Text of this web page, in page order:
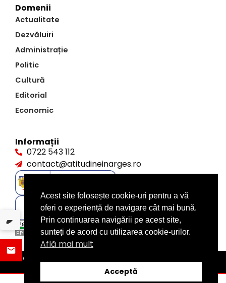
Domenii
Actualitate
Dezvăluiri
Administrație
Politic
Cultură
Editorial
Economic
Informații
0722 543 112
contact@atitudineinarges.ro
©2026 Atitudine în Argeș. Toate drepturile rezervate
Acest site folosește cookie-uri pentru a vă
oferi o experiență de navigare cât mai bună.
Prin continuarea navigării pe acest site,
sunteți de acord cu utilizarea cookie-urilor.
Află mai mult
Acceptă